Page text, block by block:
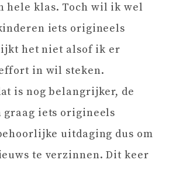
hele klas. Toch wil ik wel
iets origineels
het niet alsof ik er
in wil steken.
is nog belangrijker, de
iets origineels
uitdaging dus om
te verzinnen. Dit keer